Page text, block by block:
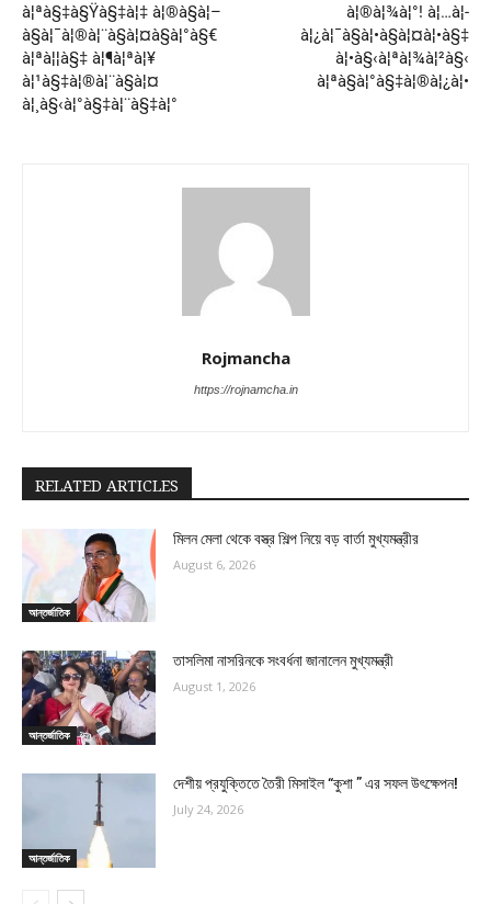
à¦ªà§‡à§Ÿà§‡à¦‡ à¦®à§à¦–
à§à¦¯à¦®à¦¨à§à¦¤à§à¦°à§€
à¦ªà¦¦à§‡ à¦¶à¦ªà¦¥
à¦¹à§‡à¦®à¦¨à§à¦¤
à¦¸à§‹à¦°à§‡à¦¨à§‡à¦°
à¦®à¦¾à¦°! à¦…à¦­
à¦¿à¦¯à§à¦•à§à¦¤à¦•à§‡
à¦•à§‹à¦ªà¦¾à¦²à§‹
à¦ªà§à¦°à§‡à¦®à¦¿à¦•
Rojmancha
https://rojnamcha.in
RELATED ARTICLES
আন্তর্জাতিক
মিলন মেলা থেকে বস্ত্র শিল্প নিয়ে বড় বার্তা মুখ্যমন্ত্রীর
August 6, 2026
আন্তর্জাতিক
তাসলিমা নাসরিনকে সংবর্ধনা জানালেন মুখ্যমন্ত্রী
August 1, 2026
আন্তর্জাতিক
দেশীয় প্রযুক্তিতে তৈরী মিসাইল “কুশা ” এর সফল উৎক্ষেপন!
July 24, 2026